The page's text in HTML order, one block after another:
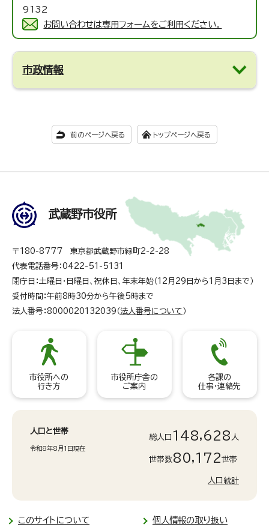
9132
お問い合わせは専用フォームをご利用ください。
市政情報
前のページへ戻る トップページへ戻る
武蔵野市役所
〒180-8777 東京都武蔵野市緑町2-2-28
代表電話番号：0422-51-5131
閉庁日：土曜日・日曜日、祝休日、年末年始（12月29日から1月3日まで）
受付時間：午前8時30分から午後5時まで
法人番号：8000020132039（ 法人番号について ）
市役所への
行き方
市役所庁舎の
ご案内
各課の
仕事・連絡先
人口と世帯
令和8年8月1日現在
総人口 148,628 人
世帯数80,172世帯
人口統計
このサイトについて 個人情報の取り扱い